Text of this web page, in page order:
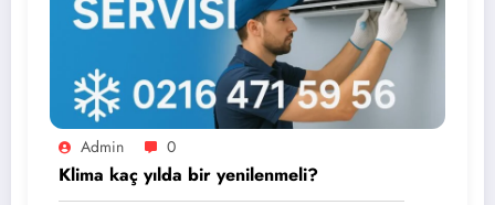
Admin 0
Klima kaç yılda bir yenilenmeli?